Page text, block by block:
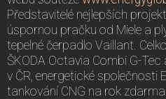
Představitelé nejlepších
úspornou pračku od Miele a
tepelné čerpadlo Vaillant.
ŠKODA Octavia Combi G-
v ČR, energetické společnosti
tankování CNG na rok zdarma.